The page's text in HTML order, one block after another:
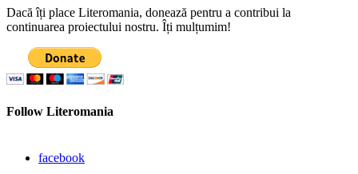
Dacă îți place Literomania, donează pentru a contribui la
continuarea proiectului nostru. Îți mulțumim!
Follow Literomania
facebook